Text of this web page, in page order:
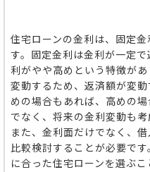
住宅ローンの金利は、固定
す。固定金利は金利が一定
利がやや高めという特徴が
変動するため、返済額が変
めの場合もあれば、高めの
でなく、将来の金利変動も
また、金利面だけでなく、
比較検討することが必要で
に合った住宅ローンを選ぶこ